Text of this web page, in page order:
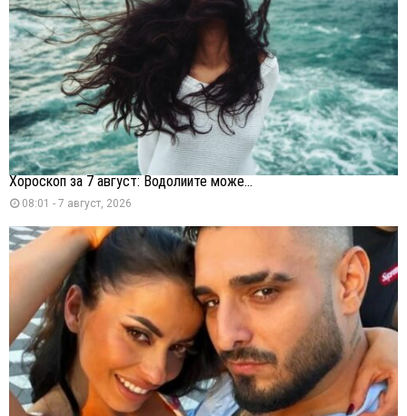
Хороскоп за 7 август: Водолиите може...
08:01 - 7 август, 2026